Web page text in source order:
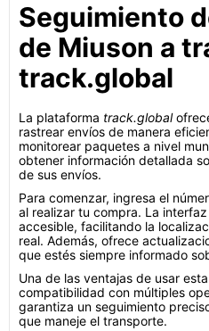
Seguimiento
de Miuson a
track.global
La plataforma track.global
rastrear envíos de manera
monitorear paquetes a nivel
obtener información detallada
de sus envíos.
Para comenzar, ingresa el
al realizar tu compra. La
accesible, facilitando la
real. Además, ofrece
que estés siempre informado
Una de las ventajas de usar
compatibilidad con múltiples
garantiza un seguimiento
que maneje el transporte.